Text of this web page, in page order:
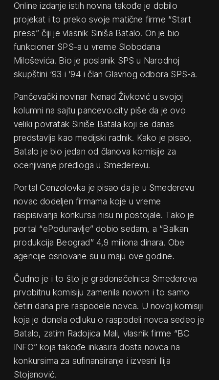
Online izdanje istih novina takođe je dobilo
projekat i to preko svoje matične firme “Start
press” čiji je vlasnik Siniša Batalo. On je bio
funkcioner SPS-a u vreme Slobodana
Miloševića. Bio je poslanik SPS u Narodnoj
skupštini ‘93 i ‘94 i član Glavnog odbora SPS-a.
Pančevački novinar Nenad Živković u svojoj
kolumni na sajtu pancevo.city piše da je ovo
veliki povratak Siniše Batala koji se danas
predstavlja kao medijski radnik. Kako je pisao,
Batalo je bio jedan od članova komisije za
ocenjivanje predloga u Smederevu.
Portal Cenzolovka je pisao da je u Smederevu
novac dodeljen firmama koje u vreme
raspisivanja konkursa nisu ni postojale. Tako je
portal “ePodunavlje” dobio sedam, a “Balkan
produkcija Beograd” 4,9 miliona dinara. Obe
agencije osnovane su u maju ove godine.
Čudno je i to što je gradonačelnica Smedereva
prvobitnu komisiju zamenila novom i to samo
četiri dana pre raspodele novca. U novoj komisiji
koja je donela odluku o raspodeli novca sedeo je
Batalo, zatim Radojica Mali, vlasnik firme “BC
INFO” koja takođe inkasira dosta novca na
konkursima za sufinansiranje i izvesni Ilija
Stojanović.